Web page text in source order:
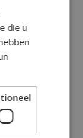
€37,06
die u